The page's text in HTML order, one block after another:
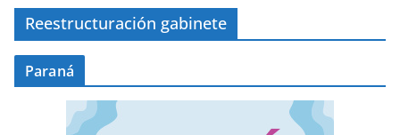
Reestructuración gabinete
Paraná